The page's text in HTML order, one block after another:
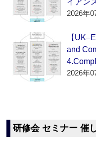
イアン
2026年
【
and
2026年
研修会 セミナー 催